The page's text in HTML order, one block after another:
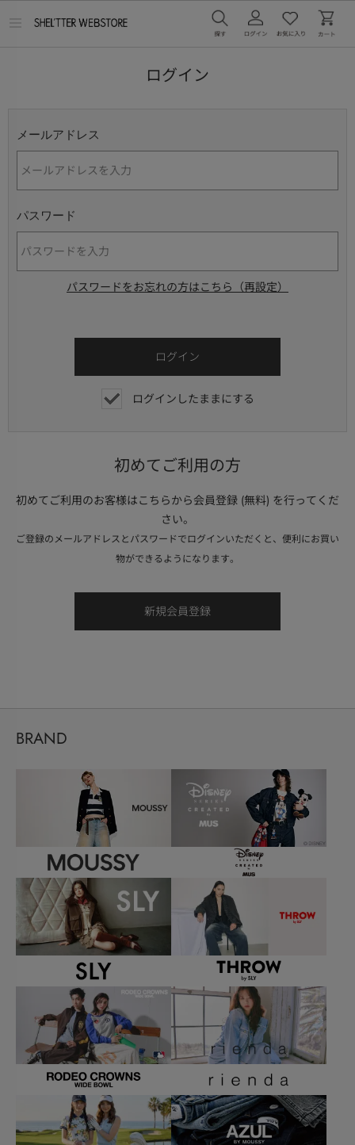
ログイン
メールアドレス
パスワード
パスワードをお忘れの方はこちら（再設定）
ログインしたままにする
初めてご利用の方
初めてご利用のお客様はこちらから会員登録 (無料) を行ってくだ
さい。
ご登録のメールアドレスとパスワードでログインいただくと、便利にお買い
物ができるようになります。
BRAND